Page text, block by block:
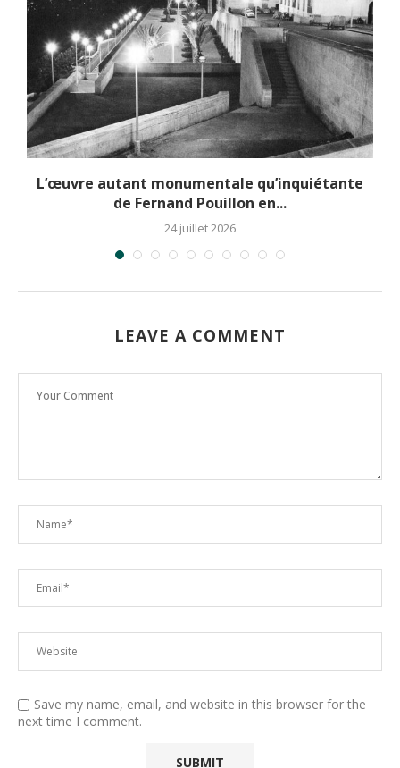
L’œuvre autant monumentale qu’inquiétante
de Fernand Pouillon en...
24 juillet 2026
LEAVE A COMMENT
Save my name, email, and website in this browser for the
next time I comment.